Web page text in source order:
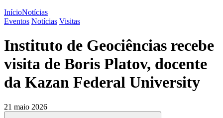
InícioNotícias
Eventos Notícias Visitas
Instituto de Geociências recebe
visita de Boris Platov, docente
da Kazan Federal University
21 maio 2026